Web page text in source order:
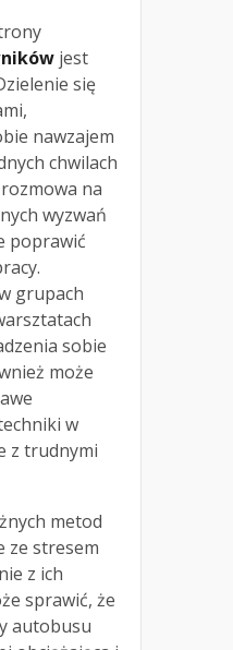
jest
się
nawzajem
chwilach
na
wyzwań
poprawić
grupach
sobie
może
w
z trudnymi
metod
ze stresem
z ich
sprawić, że
autobusu